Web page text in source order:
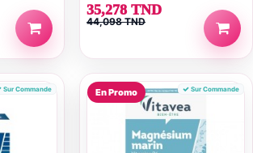
35,278 TND
44,098 TND
Sur Commande En Promo Sur Commande